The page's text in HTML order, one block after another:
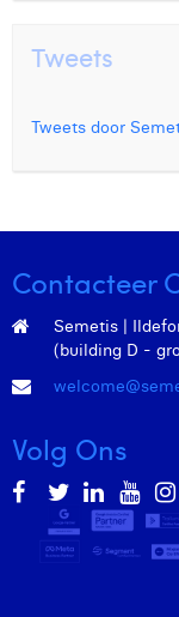
Tweets
Tweets door
Contacteer
Semetis |
(building D -
Volg Ons